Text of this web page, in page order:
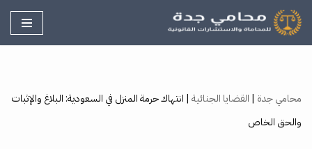
تخطى
محامي جدة | القضايا الجنائية | انتهاك حرمة المنزل في السعودية: البلاغ والإثبات
والحق الخاص